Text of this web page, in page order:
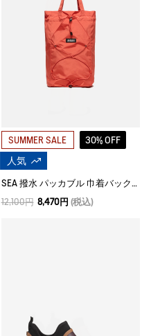
SUMMER SALE
30% OFF
人気
SEA 撥水 パッカブル 巾着バックパック 15L
12,100円 8,470円 (税込)